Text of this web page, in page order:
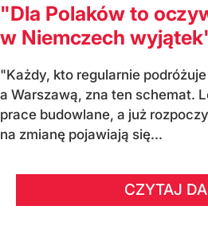
"Dla Polaków to
w Niemczech
"Każdy, kto regularnie
a Warszawą, zna ten schemat.
prace budowlane, a już
na zmianę pojawiają się...
CZYTAJ